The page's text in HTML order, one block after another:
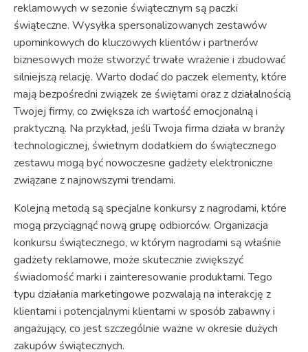
reklamowych w sezonie świątecznym są paczki
świąteczne. Wysyłka spersonalizowanych zestawów
upominkowych do kluczowych klientów i partnerów
biznesowych może stworzyć trwałe wrażenie i zbudować
silniejszą relację. Warto dodać do paczek elementy, które
mają bezpośredni związek ze świętami oraz z działalnością
Twojej firmy, co zwiększa ich wartość emocjonalną i
praktyczną. Na przykład, jeśli Twoja firma działa w branży
technologicznej, świetnym dodatkiem do świątecznego
zestawu mogą być nowoczesne gadżety elektroniczne
związane z najnowszymi trendami.
Kolejną metodą są specjalne konkursy z nagrodami, które
mogą przyciągnąć nową grupę odbiorców. Organizacja
konkursu świątecznego, w którym nagrodami są właśnie
gadżety reklamowe, może skutecznie zwiększyć
świadomość marki i zainteresowanie produktami. Tego
typu działania marketingowe pozwalają na interakcję z
klientami i potencjalnymi klientami w sposób zabawny i
angażujący, co jest szczególnie ważne w okresie dużych
zakupów świątecznych.